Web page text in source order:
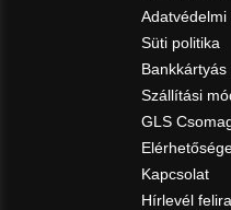
Adatvédelmi
Süti politika
Bankkártyás
Szállítási
GLS
Kapcsolat
Hírlevél